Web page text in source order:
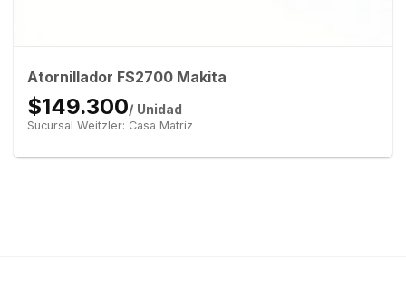
Atornillador FS2700 Makita
$149.300/ Unidad
Sucursal Weitzler: Casa Matriz